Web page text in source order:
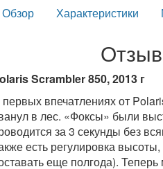
Обзор Характеристики
Scrambler 850, 2013 г
впечатлениях от
в лес. «Фоксы» были
за 3 секунды без
есть регулировка
еще полгода).